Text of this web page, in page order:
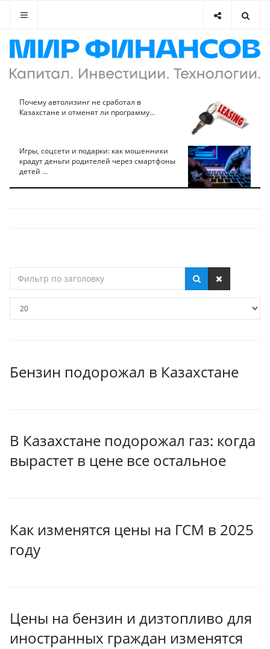
Почему автолизинг не сработал в
Казахстане и отменят ли программу...
Игры, соцсети и подарки: как мошенники
крадут деньги родителей через смартфоны
детей ...
по
Бензин подорожал в Казахстане
В Казахстане подорожал газ: когда
вырастет в цене все остальное
Как изменятся цены на ГСМ в 2025
году
Цены на бензин и дизтопливо для
иностранных граждан изменятся